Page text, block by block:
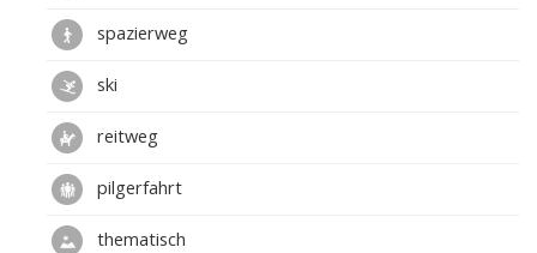
spazierweg
ski
reitweg
pilgerfahrt
thematisch